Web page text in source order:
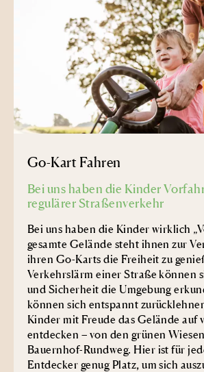
Go-Kart Fahren
Bei uns haben die Kinder
regulärer Straßenverkehr
Bei uns haben die Kinder wirklich
gesamte Gelände steht ihnen zur
ihren Go-Karts die Freiheit zu
Verkehrslärm einer Straße können
und Sicherheit die Umgebung
können sich entspannt
Kinder mit Freude das Gelände auf
entdecken – von den grünen
Bauernhof-Rundweg. Hier ist für
Entdecker genug Platz, um sich